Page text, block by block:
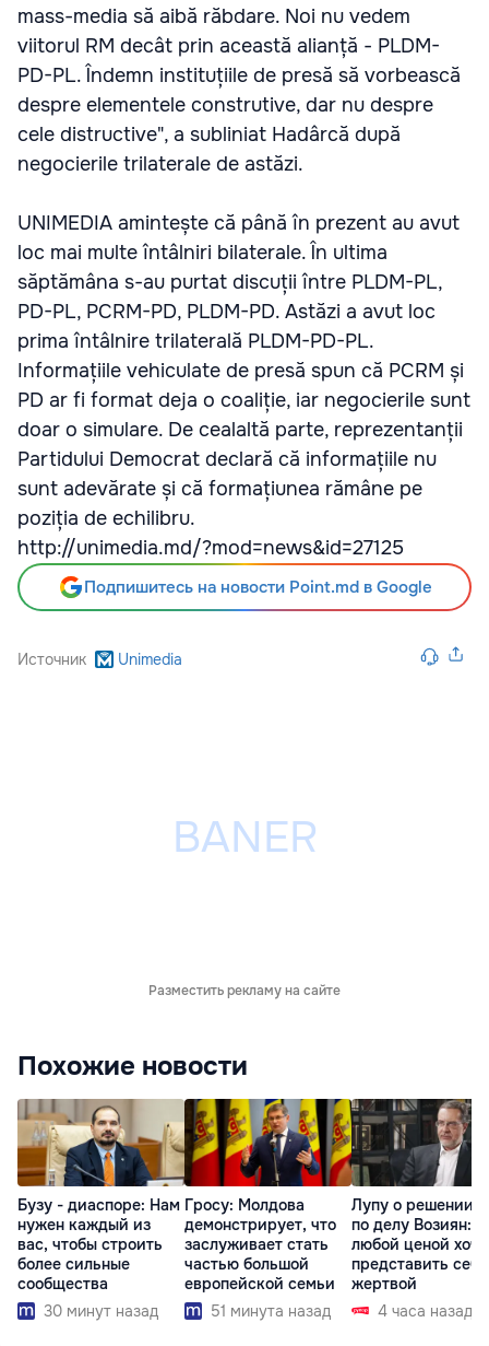
mass-media să aibă răbdare. Noi nu vedem
viitorul RM decât prin această alianță - PLDM-
PD-PL. Îndemn instituțiile de presă să vorbească
despre elementele construtive, dar nu despre
cele distructive", a subliniat Hadârcă după
negocierile trilaterale de astăzi.
UNIMEDIA amintește că până în prezent au avut
loc mai multe întâlniri bilaterale. În ultima
săptămâna s-au purtat discuții între PLDM-PL,
PD-PL, PCRM-PD, PLDM-PD. Astăzi a avut loc
prima întâlnire trilaterală PLDM-PD-PL.
Informațiile vehiculate de presă spun că PCRM și
PD ar fi format deja o coaliție, iar negocierile sunt
doar o simulare. De cealaltă parte, reprezentanții
Partidului Democrat declară că informațiile nu
sunt adevărate și că formațiunea rămâne pe
poziția de echilibru.
http://unimedia.md/?mod=news&id=27125
Подпишитесь на новости Point.md в Google
Источник Unimedia
Разместить рекламу на сайте
Похожие новости
Бузу - диаспоре: Нам
нужен каждый из
вас, чтобы строить
более сильные
сообщества
30 минут назад
Гросу: Молдова
демонстрирует, что
заслуживает стать
частью большой
европейской семьи
51 минута назад
Лупу о решении
по делу Возиян:
любой ценой
представить себя
жертвой
4 часа назад